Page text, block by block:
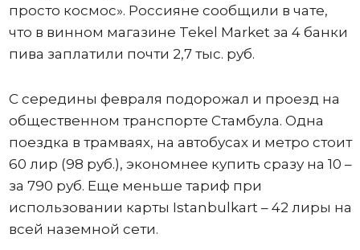
просто космос». Россияне сообщили в чате,
что в винном магазине Tekel Market за 4 банки
пива заплатили почти 2,7 тыс. руб.
С середины февраля подорожал и проезд на
общественном транспорте Стамбула. Одна
поездка в трамваях, на автобусах и метро стоит
60 лир (98 руб.), экономнее купить сразу на 10 –
за 790 руб. Еще меньше тариф при
использовании карты Istanbulkart – 42 лиры на
всей наземной сети.